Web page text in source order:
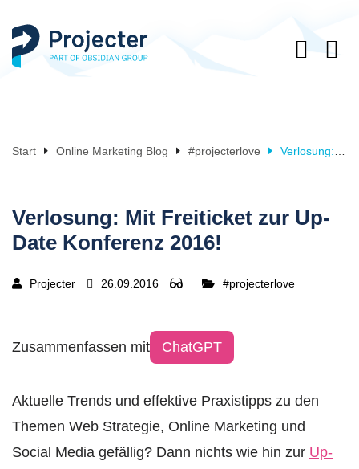
Start Online Marketing Blog #projecterlove Verlosung: Mit Freiticket zur Up-Date Konferenz 2016!
Verlosung: Mit Freiticket zur Up-
Date Konferenz 2016!
Projecter 26.09.2016 #projecterlove
Zusammenfassen mit ChatGPT
Aktuelle Trends und effektive Praxistipps zu den
Themen Web Strategie, Online Marketing und
Social Media gefällig? Dann nichts wie hin zur Up-